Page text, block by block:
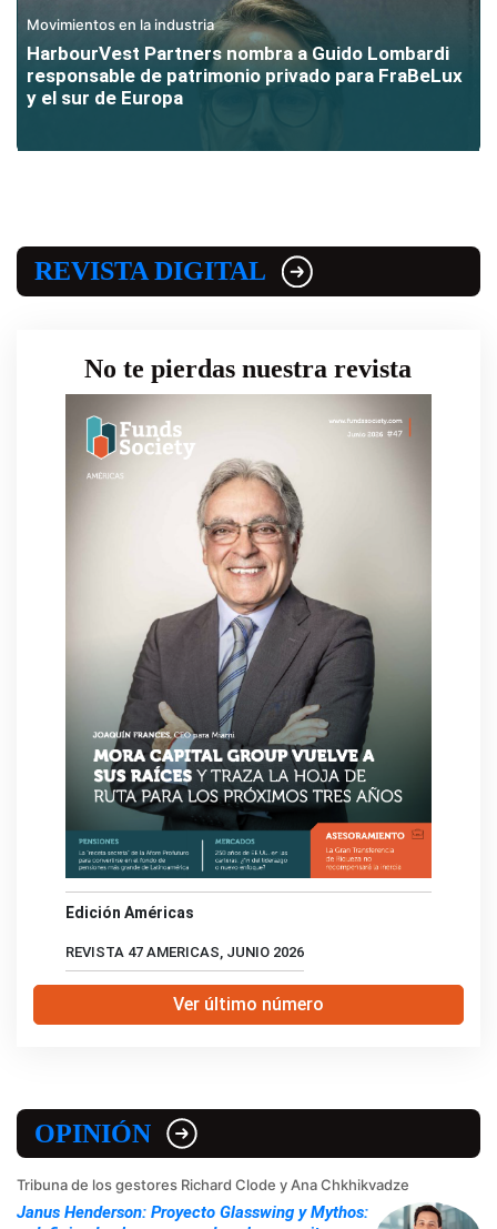
Movimientos en la industria
HarbourVest Partners nombra a Guido Lombardi
responsable de patrimonio privado para FraBeLux
y el sur de Europa
REVISTA DIGITAL
No te pierdas nuestra revista
Edición Américas
REVISTA 47 AMERICAS, JUNIO 2026
Ver último número
OPINIÓN
Tribuna de los gestores Richard Clode y Ana Chkhikvadze
Janus Henderson: Proyecto Glasswing y Mythos: